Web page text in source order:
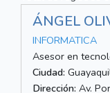
ÁNGEL
INFORMATICA
Asesor en
Ciudad:
Dirección: Av.